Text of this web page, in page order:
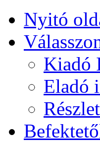
Nyitó
Kiadó
Eladó